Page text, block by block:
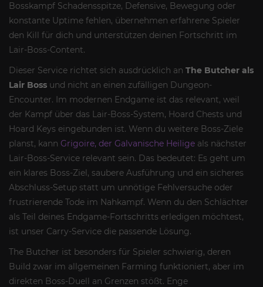
Bosskampf Schadensspitze, Defensive, Bewegung oder
konstante Uptime fehlen, übernehmen erfahrene Spieler
den Kill für dich und unterstützen deinen Fortschritt im
Lair-Boss-Content.
Dieser Service richtet sich ausdrücklich an The Butcher als
Lair Boss und nicht an einen zufälligen Dungeon-
Encounter. Im modernen Endgame ist das relevant, weil
der Kampf über das Lair-Boss-System, Hoard Chests und
Hoard Keys eingebunden ist. Wenn du weitere Boss-Ziele
planst, kann Grigoire, der Galvanische Heilige als nächster
Lair-Boss-Service relevant sein. Das bedeutet: Es geht um
ein klares Boss-Ziel, saubere Ausführung und ein sicheres
Abschluss-Setup statt um unnötige Fehlversuche oder
frustrierende Tode im Nahkampf. Wenn du den Schlächter
als Teil deines Endgame-Fortschritts erledigen möchtest,
ist unser Carry-Service die passende Lösung.
The Butcher ist besonders für Spieler schwierig, deren
Build zwar im allgemeinen Farming funktioniert, aber im
direkten Boss-Duell an Grenzen stößt. Enge